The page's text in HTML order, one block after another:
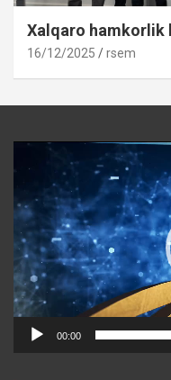
Xalqaro hamkorlik
16/12/2025 rsem
Video
Player
00:00